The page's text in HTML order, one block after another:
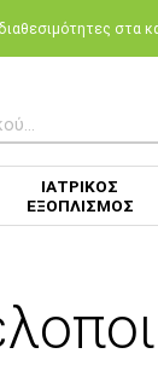
στα
ΙΑΤΡΙΚΟΣ
ΕΞΟΠΛΙΣΜΟΣ